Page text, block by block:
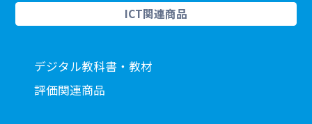
ICT関連商品
デジタル教科書・教材
評価関連商品